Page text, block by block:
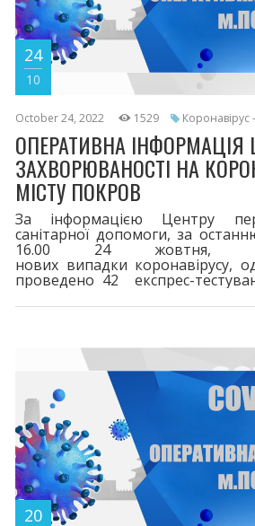
24
10
October 24, 2022 1529 Коронавірус
ОПЕРАТИВНА
ЗАХВОРЮВАНОСТІ НА
МІСТУ ПОКРОВ
За інформацією Центру
санітарної допомоги, за
16.00 24 жовтня,
нових випадки коронавірусу,
проведено 42 експрес-
лікуванні. Шпиталізовано 3
20